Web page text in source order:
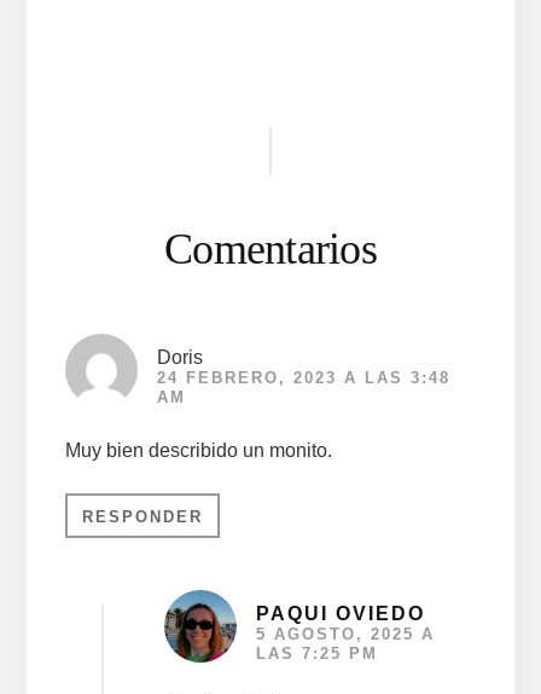
lectores
Comentarios
Doris
24 FEBRERO, 2023 A LAS 3:48
AM
Muy bien describido un monito.
RESPONDER
PAQUI OVIEDO
5 AGOSTO, 2025 A
LAS 7:25 PM